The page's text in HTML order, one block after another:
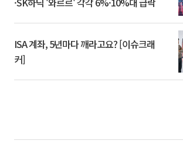
ISA 계좌, 5년마다 깨라고요? [이슈크래
커]